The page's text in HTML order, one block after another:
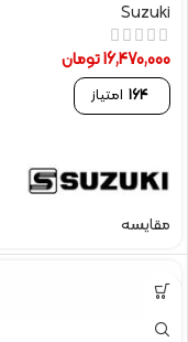
Suzuki
16,470,000تومان
164 امتیاز
مقایسه